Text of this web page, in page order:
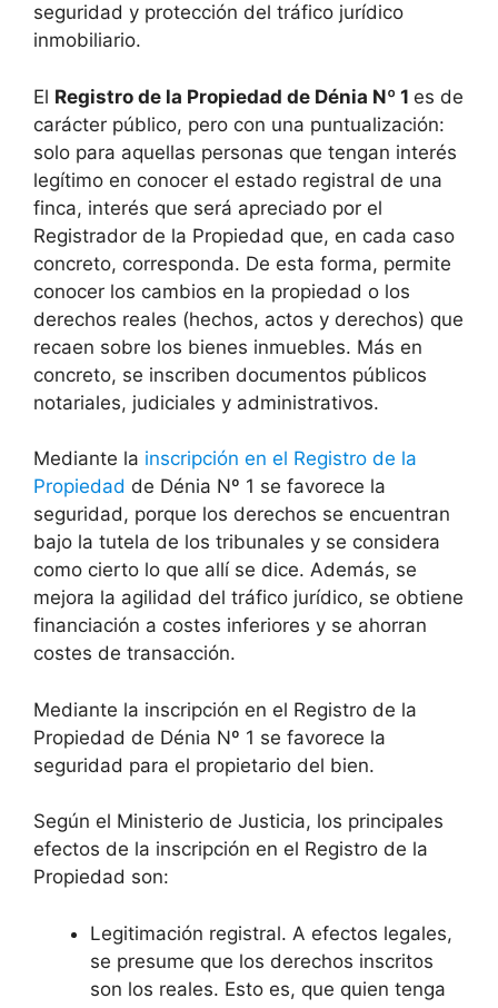
seguridad y protección del tráfico jurídico
inmobiliario.
El Registro de la Propiedad de Dénia Nº 1 es de
carácter público, pero con una puntualización:
solo para aquellas personas que tengan interés
legítimo en conocer el estado registral de una
finca, interés que será apreciado por el
Registrador de la Propiedad que, en cada caso
concreto, corresponda. De esta forma, permite
conocer los cambios en la propiedad o los
derechos reales (hechos, actos y derechos) que
recaen sobre los bienes inmuebles. Más en
concreto, se inscriben documentos públicos
notariales, judiciales y administrativos.
Mediante la inscripción en el Registro de la
Propiedad de Dénia Nº 1 se favorece la
seguridad, porque los derechos se encuentran
bajo la tutela de los tribunales y se considera
como cierto lo que allí se dice. Además, se
mejora la agilidad del tráfico jurídico, se obtiene
financiación a costes inferiores y se ahorran
costes de transacción.
Mediante la inscripción en el Registro de la
Propiedad de Dénia Nº 1 se favorece la
seguridad para el propietario del bien.
Según el Ministerio de Justicia, los principales
efectos de la inscripción en el Registro de la
Propiedad son:
Legitimación registral. A efectos legales,
se presume que los derechos inscritos
son los reales. Esto es, que quien tenga